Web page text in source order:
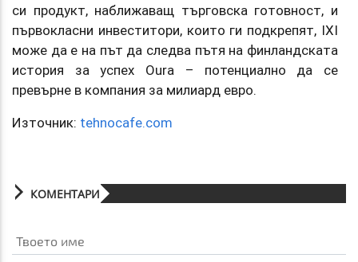
си продукт, наближаващ търговска готовност, и
първокласни инвеститори, които ги подкрепят, IXI
може да е на път да следва пътя на финландската
история за успех Oura – потенциално да се
превърне в компания за милиард евро.
Източник: tehnocafe.com
КОМЕНТАРИ
Твоето име